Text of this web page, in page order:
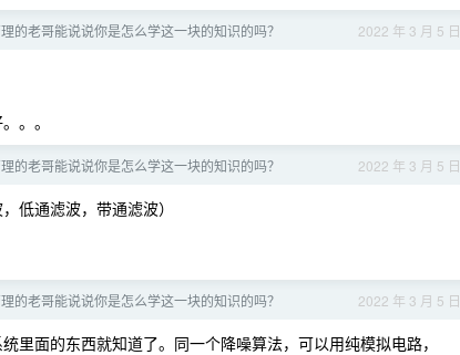
2022 年 3 月 5 日
的老哥能说说你是怎么学这一块的知识的吗？
。。
2022 年 3 月 5 日
的老哥能说说你是怎么学这一块的知识的吗？
低通滤波，带通滤波）
2022 年 3 月 5 日
的老哥能说说你是怎么学这一块的知识的吗？
里面的东西就知道了。同一个降噪算法，可以用纯模拟电路，